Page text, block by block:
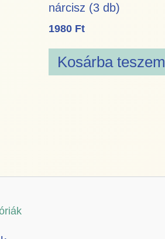
nárcisz (3 db)
1980 Ft
Kosárba teszem